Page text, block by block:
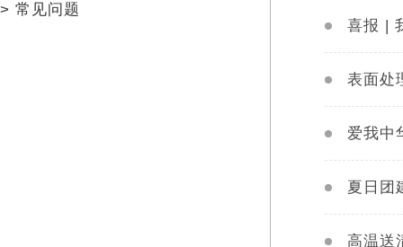
> 常见问题
喜报 |
表面处
爱我中
夏日团
高温送